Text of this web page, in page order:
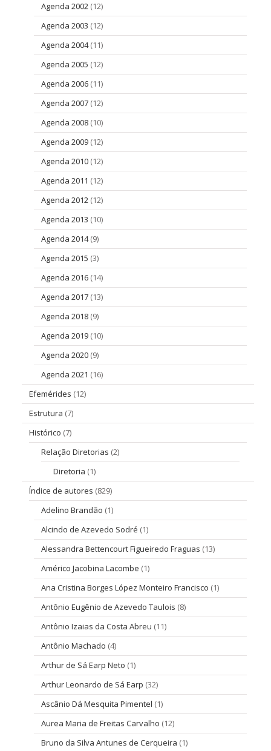
Agenda 2002 (12)
Agenda 2003 (12)
Agenda 2004(11)
Agenda 2005 (12)
Agenda 2006 (11)
Agenda 2007 (12)
Agenda 2008 (10)
Agenda 2009 (12)
Agenda 2010 (12)
Agenda 2011 (12)
Agenda 2012 (12)
Agenda 2013 (10)
Agenda 2014(9)
Agenda 2015 (3)
Agenda 2016 (14)
Agenda 2017 (13)
Agenda 2018 (9)
Agenda 2019 (10)
Agenda 2020 (9)
Agenda 2021 (16)
Efemérides (12)
Estrutura (7)
Histórico (7)
Relação Diretorias (2)
Diretoria (1)
Índice de autores (829)
Adelino Brandão (1)
Alcindo de Azevedo Sodré (1)
Alessandra Bettencourt Figueiredo Fraguas (13)
Américo Jacobina Lacombe (1)
Ana Cristina Borges López Monteiro Francisco (1)
Antônio Eugênio de Azevedo Taulois (8)
Antônio Izaias da Costa Abreu (11)
Antônio Machado (4)
Arthur de Sá Earp Neto (1)
Arthur Leonardo de Sá Earp (32)
Ascânio Dá Mesquita Pimentel (1)
Aurea Maria de Freitas Carvalho (12)
Bruno da Silva Antunes de Cerqueira (1)